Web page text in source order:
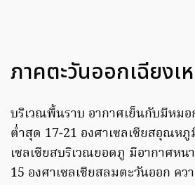
ภาคตะวันออกเฉียงเ
บริเวณพื้นราบ อากาศเย็นกับมีหม
ต่ำสุด 17-21 องศาเซลเซียสอุณห
เซลเซียสบริเวณยอดภู มีอากาศห
15 องศาเซลเซียสลมตะวันออก คว